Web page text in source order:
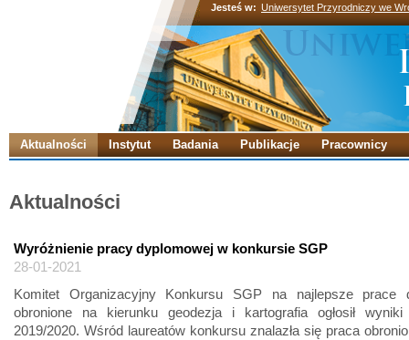
Jesteś w: Uniwersytet Przyrodniczy we
Aktualności Instytut Badania Publikacje Pracownicy
Aktualności
Wyróżnienie pracy dyplomowej w konkursie SGP
28-01-2021
Komitet Organizacyjny Konkursu SGP na najlepsze prace
obronione na kierunku geodezja i kartografia ogłosił
2019/2020. Wśród laureatów konkursu znalazła się praca